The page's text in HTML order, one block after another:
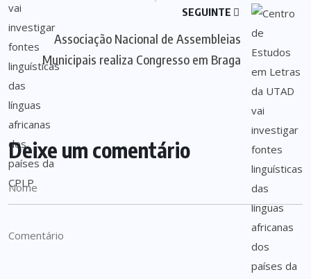
SEGUINTE
Associação Nacional de Assembleias
Municipais realiza Congresso em Braga
Deixe um comentário